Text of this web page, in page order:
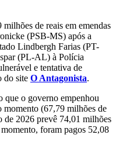
de reais em emendas
(PSB-MS) após a
Lindbergh Farias (PT-
(PL-AL) à Polícia
e tentativa de
do site O Antagonista.
que o governo empenhou
momento (67,79 milhões de
de 2026 prevê 74,01 milhões
foram pagos 52,08